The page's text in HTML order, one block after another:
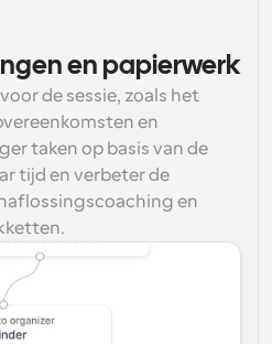
en papierwerk
de sessie, zoals het
en
taken op basis van de
tijd en verbeter de
en